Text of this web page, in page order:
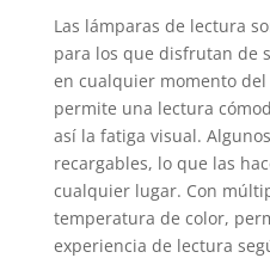
Las lámparas de lectura
para los que disfrutan de
en cualquier momento
permite una lectura
así la fatiga visual.
recargables, lo que las
cualquier lugar. Con
temperatura de color,
experiencia de lectura